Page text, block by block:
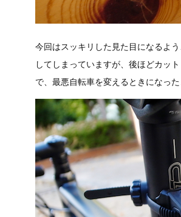
今回はスッキリした見た目になるよ
してしまっていますが、後ほどカッ
で、最悪自転車を変えるときになっ